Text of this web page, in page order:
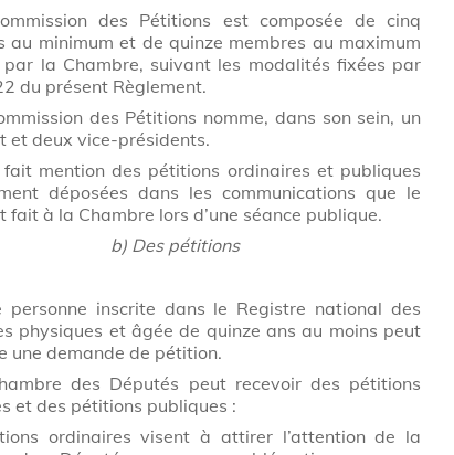
des Pétitions est composée de cinq
au minimum et de quinze membres au maximum
par la Chambre, suivant les modalités fixées par
du présent Règlement.
des Pétitions nomme, dans son sein, un
et deux vice-présidents.
mention des pétitions ordinaires et publiques
déposées dans les communications que le
fait à la Chambre lors d’une séance publique.
b) Des pétitions
personne inscrite dans le Registre national des
physiques et âgée de quinze ans au moins peut
une demande de pétition.
des Députés peut recevoir des pétitions
et des pétitions publiques :
ordinaires visent à attirer l’attention de la